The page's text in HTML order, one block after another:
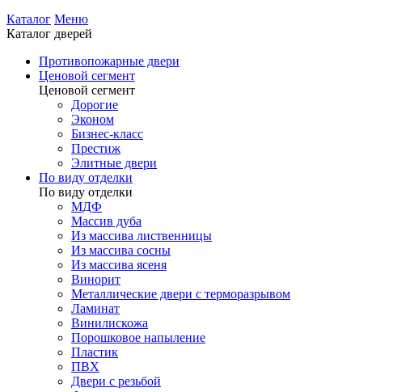
Каталог Меню
Каталог дверей
Противопожарные двери
Ценовой сегмент
Ценовой сегмент
Дорогие
Эконом
Бизнес-класс
Престиж
Элитные двери
По виду отделки
По виду отделки
МДФ
Массив дуба
Из массива лиственницы
Из массива сосны
Из массива ясеня
Винорит
Металлические двери с терморазрывом
Ламинат
Винилискожа
Порошковое напыление
Пластик
ПВХ
Двери с резьбой